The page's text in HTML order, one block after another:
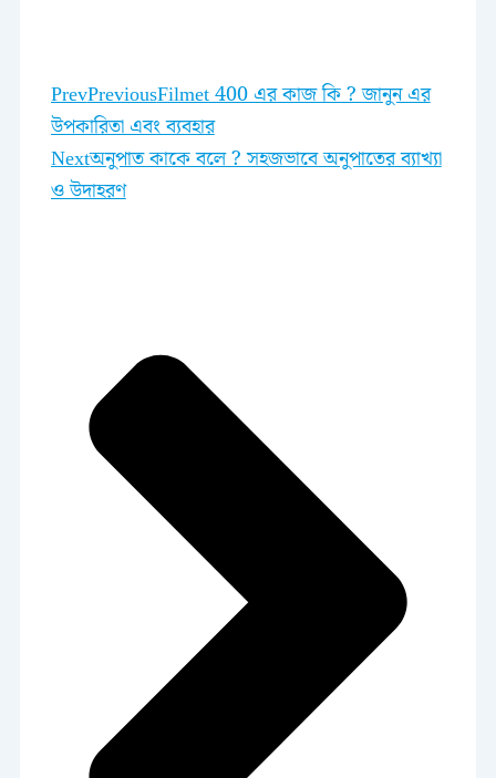
PrevPreviousFilmet 400 এর কাজ কি ? জানুন এর
উপকারিতা এবং ব্যবহার
Nextঅনুপাত কাকে বলে ? সহজভাবে অনুপাতের ব্যাখ্যা
ও উদাহরণ